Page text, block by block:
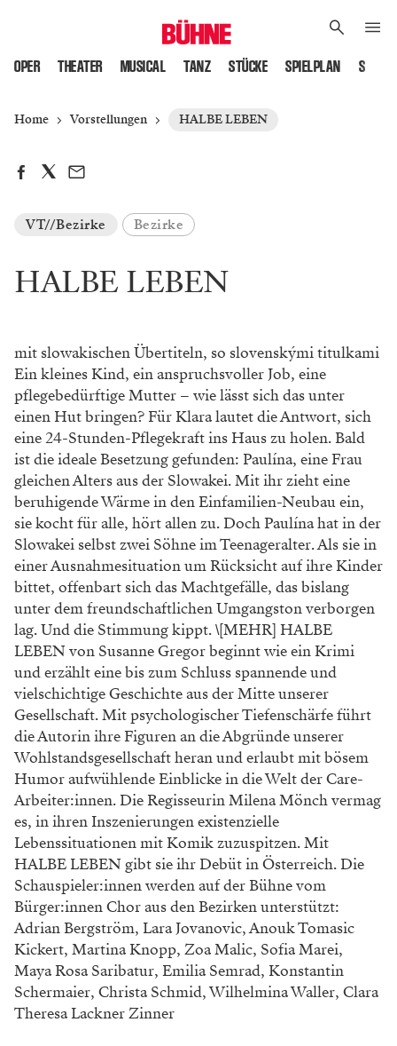
OPER THEATER MUSICAL TANZ STÜCKE SPIELPLAN
Home Vorstellungen HALBE LEBEN
VT//Bezirke Bezirke
HALBE LEBEN
mit slowakischen Übertiteln, so slovenskými titulkami
Ein kleines Kind, ein anspruchsvoller Job, eine
pflegebedürftige Mutter – wie lässt sich das unter
einen Hut bringen? Für Klara lautet die Antwort, sich
eine 24-Stunden-Pflegekraft ins Haus zu holen. Bald
ist die ideale Besetzung gefunden: Paulína, eine Frau
gleichen Alters aus der Slowakei. Mit ihr zieht eine
beruhigende Wärme in den Einfamilien-Neubau ein,
sie kocht für alle, hört allen zu. Doch Paulína hat in der
Slowakei selbst zwei Söhne im Teenageralter. Als sie in
einer Ausnahmesituation um Rücksicht auf ihre Kinder
bittet, offenbart sich das Machtgefälle, das bislang
unter dem freundschaftlichen Umgangston verborgen
lag. Und die Stimmung kippt. \[MEHR] HALBE
LEBEN von Susanne Gregor beginnt wie ein Krimi
und erzählt eine bis zum Schluss spannende und
vielschichtige Geschichte aus der Mitte unserer
Gesellschaft. Mit psychologischer Tiefenschärfe führt
die Autorin ihre Figuren an die Abgründe unserer
Wohlstandsgesellschaft heran und erlaubt mit bösem
Humor aufwühlende Einblicke in die Welt der Care-
Arbeiter:innen. Die Regisseurin Milena Mönch vermag
es, in ihren Inszenierungen existenzielle
Lebenssituationen mit Komik zuzuspitzen. Mit
HALBE LEBEN gibt sie ihr Debüt in Österreich. Die
Schauspieler:innen werden auf der Bühne vom
Bürger:innen Chor aus den Bezirken unterstützt:
Adrian Bergström, Lara Jovanovic, Anouk Tomasic
Kickert, Martina Knopp, Zoa Malic, Sofia Marei,
Maya Rosa Saribatur, Emilia Semrad, Konstantin
Schermaier, Christa Schmid, Wilhelmina Waller, Clara
Theresa Lackner Zinner